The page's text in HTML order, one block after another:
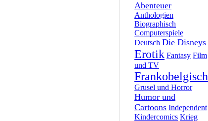
Abenteuer
Anthologien
Biographisch
Computerspiele
Deutsch Die Disneys
Erotik Fantasy Film
und TV
Frankobelgisch
Grusel und Horror
Humor und
Cartoons Independent
Kindercomics Krieg